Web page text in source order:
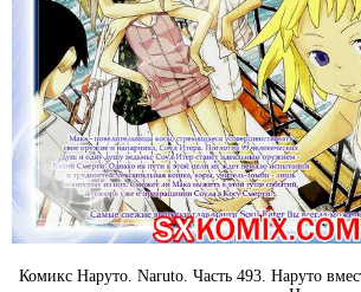
Комикс Наруто. Naruto. Часть 493. Наруто